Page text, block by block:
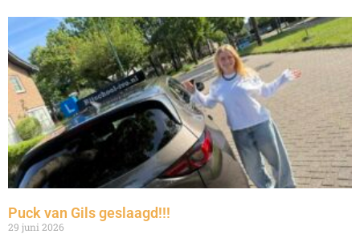
Puck van Gils geslaagd!!!
29 juni 2026